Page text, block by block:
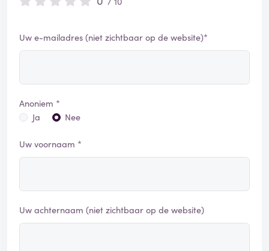
Uw e-mailadres (niet zichtbaar op de website)*
Anoniem *
Ja
Nee
Uw voornaam *
Uw achternaam (niet zichtbaar op de website)